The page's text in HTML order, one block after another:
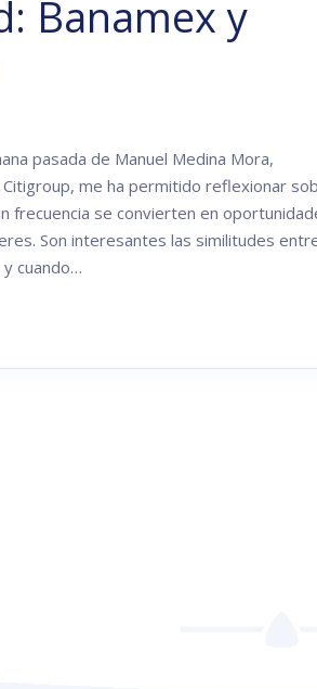
Banamex y
pasada de Manuel Medina Mora,
me ha permitido reflexionar
frecuencia se convierten en
Son interesantes las similitudes
cuando…